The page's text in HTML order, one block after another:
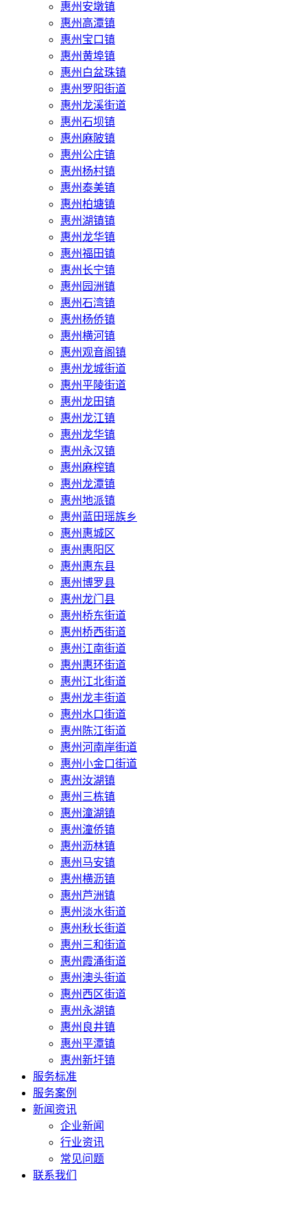
惠州安墩镇
惠州高潭镇
惠州宝口镇
惠州黄埠镇
惠州白盆珠镇
惠州罗阳街道
惠州龙溪街道
惠州石坝镇
惠州麻陂镇
惠州公庄镇
惠州杨村镇
惠州泰美镇
惠州柏塘镇
惠州湖镇镇
惠州龙华镇
惠州福田镇
惠州长宁镇
惠州园洲镇
惠州石湾镇
惠州杨侨镇
惠州横河镇
惠州观音阁镇
惠州龙城街道
惠州平陵街道
惠州龙田镇
惠州龙江镇
惠州龙华镇
惠州永汉镇
惠州麻榨镇
惠州龙潭镇
惠州地派镇
惠州蓝田瑶族乡
惠州惠城区
惠州惠阳区
惠州惠东县
惠州‌博罗县
惠州‌龙门县
惠州桥东街道
惠州桥西街道
惠州江南街道
惠州惠环街道
惠州江北街道
惠州龙丰街道
惠州水口街道
惠州陈江街道
惠州河南岸街道
惠州小金口街道
惠州汝湖镇
惠州三栋镇
惠州潼湖镇
惠州潼侨镇
惠州沥林镇
惠州马安镇
惠州横沥镇
惠州芦洲镇
惠州淡水街道
惠州秋长街道
惠州三和街道
惠州霞涌街道
惠州澳头街道
惠州西区街道
惠州永湖镇
惠州良井镇
惠州平潭镇
惠州新圩镇
服务标准
服务案例
新闻资讯
企业新闻
行业资讯
常见问题
联系我们